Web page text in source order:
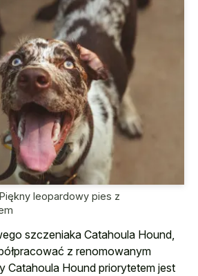
Piękny leopardowy pies z
szczeniaka Catahoula Hound,
z renomowanym
Catahoula Hound priorytetem jest